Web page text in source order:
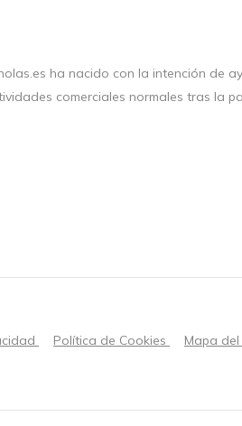
ha nacido con la intención de
comerciales normales tras la
Política de Cookies Mapa